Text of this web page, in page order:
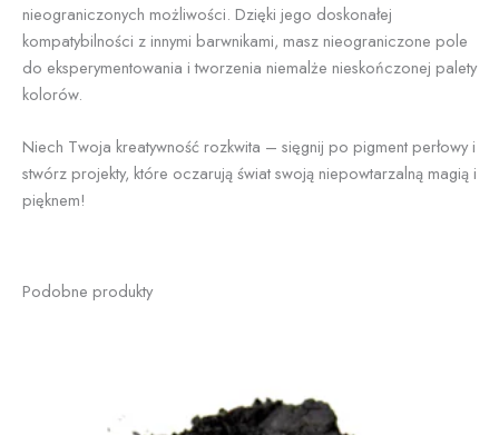
nieograniczonych możliwości. Dzięki jego doskonałej
kompatybilności z innymi barwnikami, masz nieograniczone pole
do eksperymentowania i tworzenia niemalże nieskończonej palety
kolorów.
Niech Twoja kreatywność rozkwita – sięgnij po pigment perłowy i
stwórz projekty, które oczarują świat swoją niepowtarzalną magią i
pięknem!
Podobne produkty